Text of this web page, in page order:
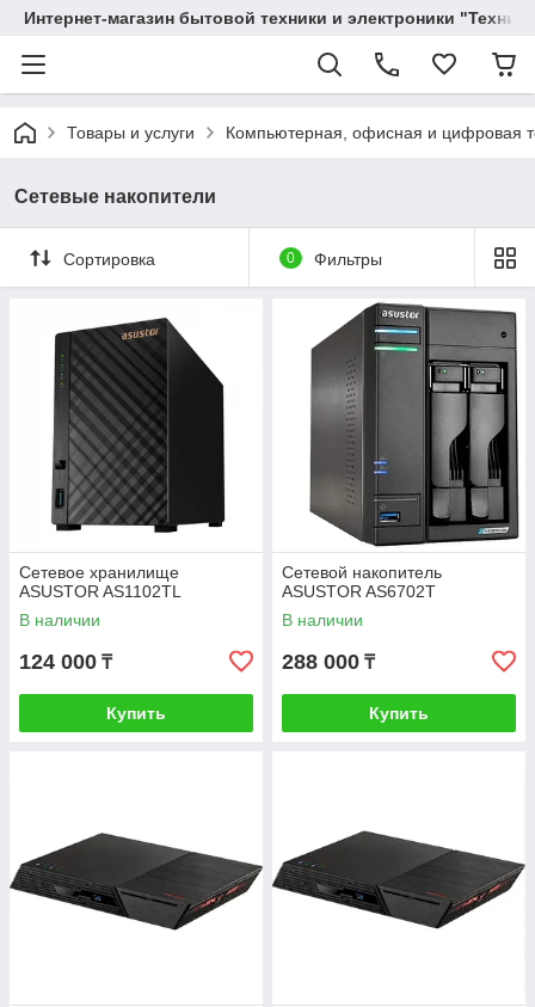
Интернет-магазин бытовой техники и электроники
Товары и услуги Компьютерная, офисная и цифровая
Сетевые накопители
Сортировка 0 Фильтры
Сетевое хранилище
ASUSTOR AS1102TL
В наличии
124 000 ₸
Купить
Сетевой накопитель
ASUSTOR AS6702T
В наличии
288 000 ₸
Купить